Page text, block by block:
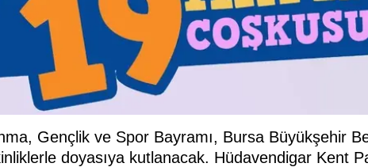
Gençlik ve Spor Bayramı, Bursa Büyükşehir
doyasıya kutlanacak. Hüdavendigar Kent